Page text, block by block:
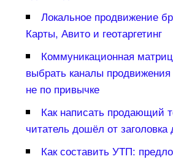
Локальное продвижение
Карты, Авито и геотаргетин
Коммуникационная
ыбрать каналы продвижения
не по привычке
Как написать продающий
читатель дошёл от заголовка
Как составить УТП: